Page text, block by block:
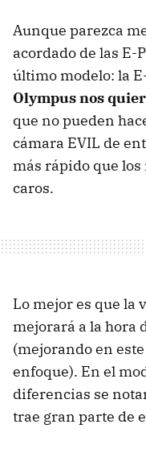
Aunque parezca
acordado de las E-
último modelo: la
Olympus nos
que no pueden
cámara EVIL de
más rápido que
caros.
Lo mejor es que la
mejorará a la hora
(mejorando en
enfoque). En el
diferencias se
trae gran parte de